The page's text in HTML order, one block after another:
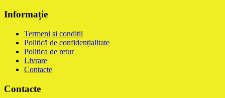
Informație
Termeni si conditii
Politică de confidențialitate
Politica de retur
Livrare
Contacte
Contacte